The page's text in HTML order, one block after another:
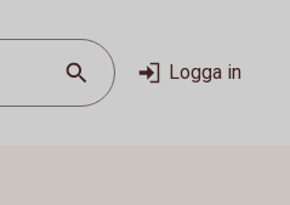
Logga in